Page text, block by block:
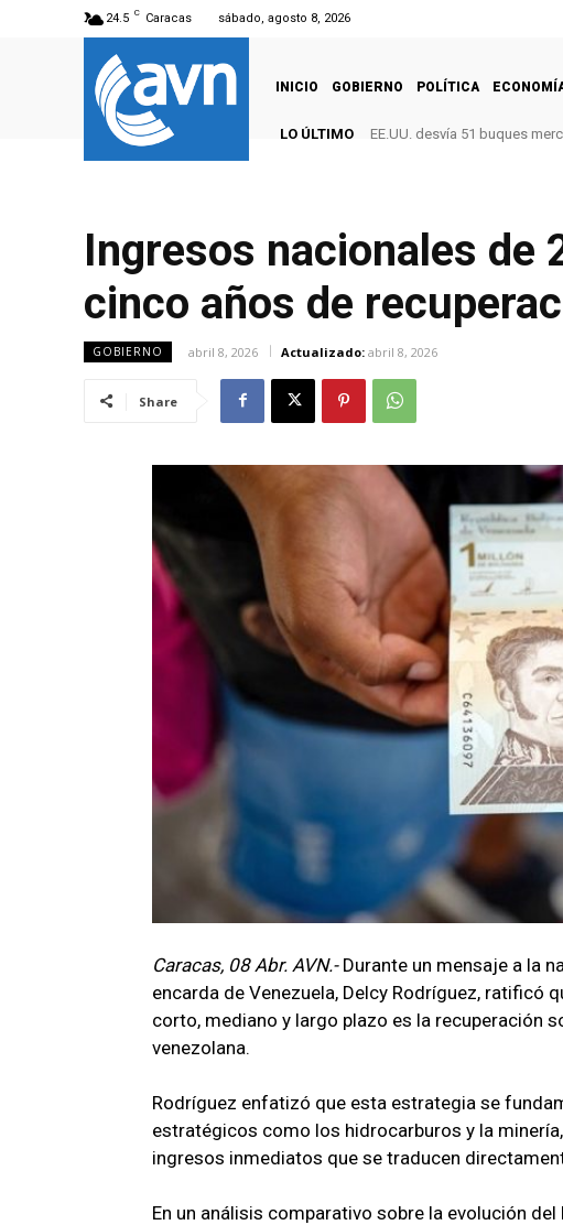
24.5 C Caracas sábado, agosto 8, 2026
INICIO GOBIERNO POLÍTICA
LO ÚLTIMO EE.UU. desvía 51 buques
Ingresos nacionales de
cinco años de
GOBIERNO abril 8, 2026 Actualizado: abril 8, 2026
Share
Caracas, 08 Abr. AVN.-Durante un mensaje a la
encarda de Venezuela, Delcy Rodríguez, ratificó
corto, mediano y largo plazo es la recuperación
venezolana.
Rodríguez enfatizó que esta estrategia se
estratégicos como los hidrocarburos y la
ingresos inmediatos que se traducen
En un análisis comparativo sobre la evolución